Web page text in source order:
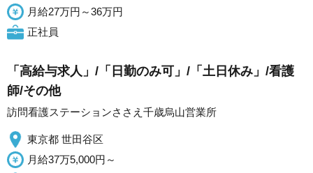
月給27万円～36万円
正社員
「高給与求人」/「日勤のみ可」/「土日休み」/看護
師/その他
訪問看護ステーションささえ千歳烏山営業所
東京都 世田谷区
月給37万5,000円～